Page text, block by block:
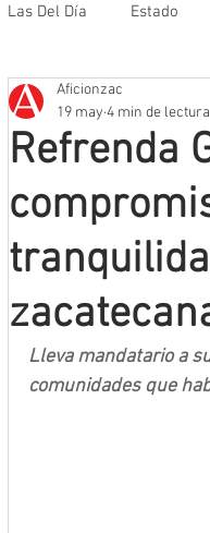
Las Del Día Estado
Que no se olvide
Refrenda
Aficionzac
19 may 4 min de lectura
Lleva mandatario a
comunidades que